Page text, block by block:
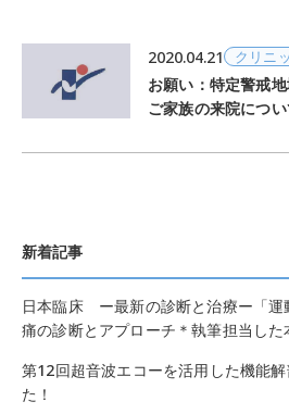
2020.04.21 クリニ
お願い：特定警戒
ご家族の来院につ
新着記事
日本臨床 ー最新の診断と治療ー「
痛の診断とアプローチ＊執筆担当した
第12回超音波エコーを活用した機能
た！